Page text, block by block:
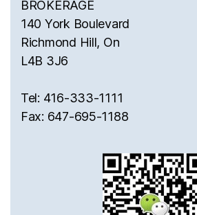
BROKERAGE
140 York Boulevard
Richmond Hill, On
L4B 3J6
Tel: 416-333-1111
Fax: 647-695-1188